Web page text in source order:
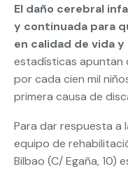
El daño cerebral
y continuada para
en calidad de vida
estadísticas apuntan
por cada cien mil
primera causa de
Para dar respuesta a
equipo de
Bilbao (C/ Egaña, 10)